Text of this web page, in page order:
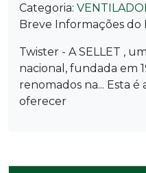
Categoria:
Breve Informações do
Twister - A SELLET ,
nacional, fundada em
renomados na... Esta é
oferecer